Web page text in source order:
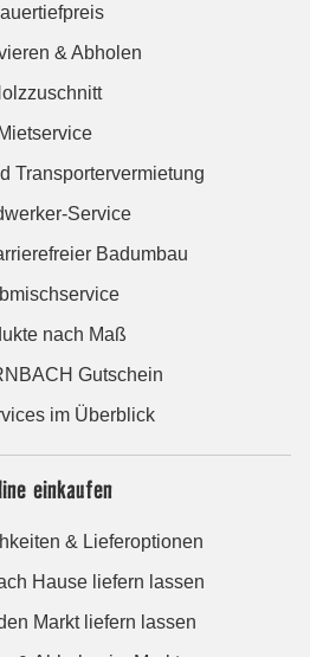
& Abholen
Mietservice
Transportervermietung
Service
Badumbau
nach Maß
Gutschein
im Überblick
einkaufen
& Lieferoptionen
Hause liefern lassen
Markt liefern lassen